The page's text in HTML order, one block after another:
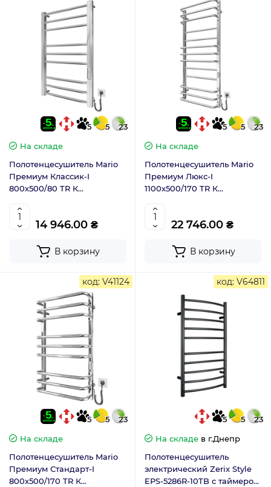
5 5
23
На складе
Полотенцесушитель Mario
Премиум Классик-I
800х500/80 TR К
регулятором
14 946.00 ₴
В корзину
5 5
23
На складе
Полотенцесушитель Mario
Премиум Люкс-I
1100х500/170 TR К
регулятором
22 746.00 ₴
В корзину
код: V41124
5 5
23
На складе
Полотенцесушитель Mario
Премиум Стандарт-I
800х500/170 TR К
код: V64811
5 5
23
На складе в г.Днепр
Полотенцесушитель
электрический Zerix Style
EPS-5286R-10TB с таймером